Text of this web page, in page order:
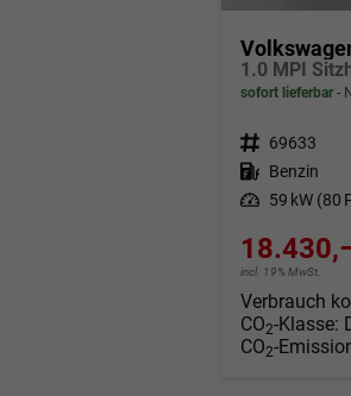
sofort lieferbar
Fahrzeugnr. 69633
Kraftstoff Benzin
Leistung 59 kW (80
incl. 19% MwSt.
Verbrauch
CO2-Klasse:
CO2-